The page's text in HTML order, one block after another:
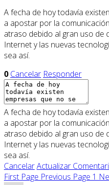
A fecha de hoy todavía
a apostar por la
atraso debido al gran uso de
Internet y las nuevas
sea así.
0 Cancelar Responder
A fecha de hoy todavía
a apostar por la
atraso debido al gran uso de
Internet y las nuevas
sea así.
CancelarActualizar
First Page Previous Page 1